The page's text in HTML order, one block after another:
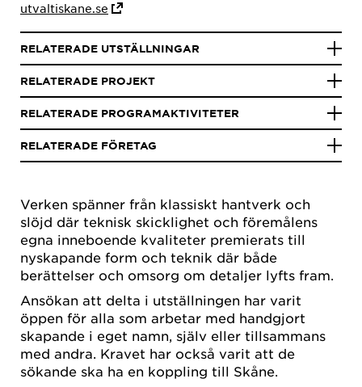
Verken spänner från klassiskt hantverk och
slöjd där teknisk skicklighet och föremålens
egna inneboende kvaliteter premierats till
nyskapande form och teknik där både
berättelser och omsorg om detaljer lyfts fram.
Ansökan att delta i utställningen har varit
öppen för alla som arbetar med handgjort
skapande i eget namn, själv eller tillsammans
med andra. Kravet har också varit att de
sökande ska ha en koppling till Skåne.
utvaltiskane.se
RELATERADE UTSTÄLLNINGAR
RELATERADE PROJEKT
RELATERADE PROGRAMAKTIVITETER
RELATERADE FÖRETAG